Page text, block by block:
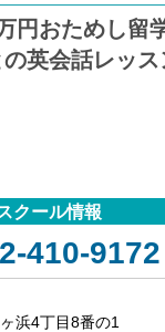
円おためし留
英会話レッス
クール情報
浜4丁目8番の1
410-9172